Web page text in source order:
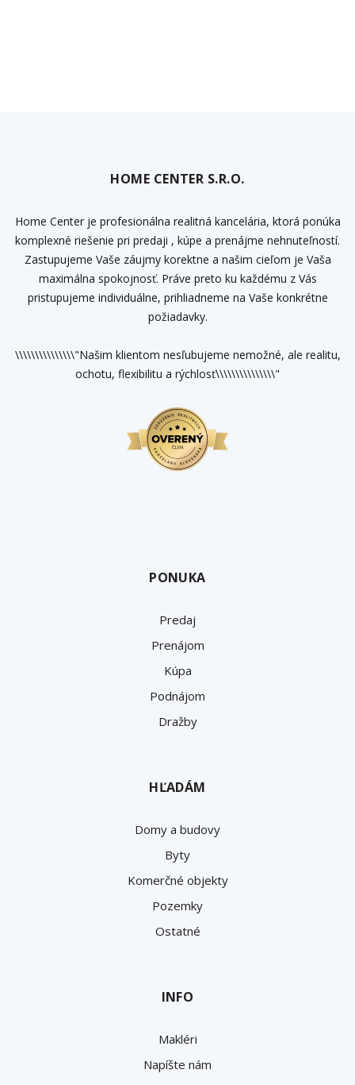
HOME CENTER S.R.O.
Home Center je profesionálna realitná kancelária, ktorá ponúka
komplexné riešenie pri predaji , kúpe a prenájme nehnuteľností.
Zastupujeme Vaše záujmy korektne a našim cieľom je Vaša
maximálna spokojnosť. Práve preto ku každému z Vás
pristupujeme individuálne, prihliadneme na Vaše konkrétne
požiadavky.
\\\\\\\\\\\\\\\"Našim klientom nesľubujeme nemožné, ale realitu,
ochotu, flexibilitu a rýchlosť\\\\\\\\\\\\\\\"
PONUKA
Predaj
Prenájom
Kúpa
Podnájom
Dražby
HĽADÁM
Domy a budovy
Byty
Komerčné objekty
Pozemky
Ostatné
INFO
Makléri
Napíšte nám